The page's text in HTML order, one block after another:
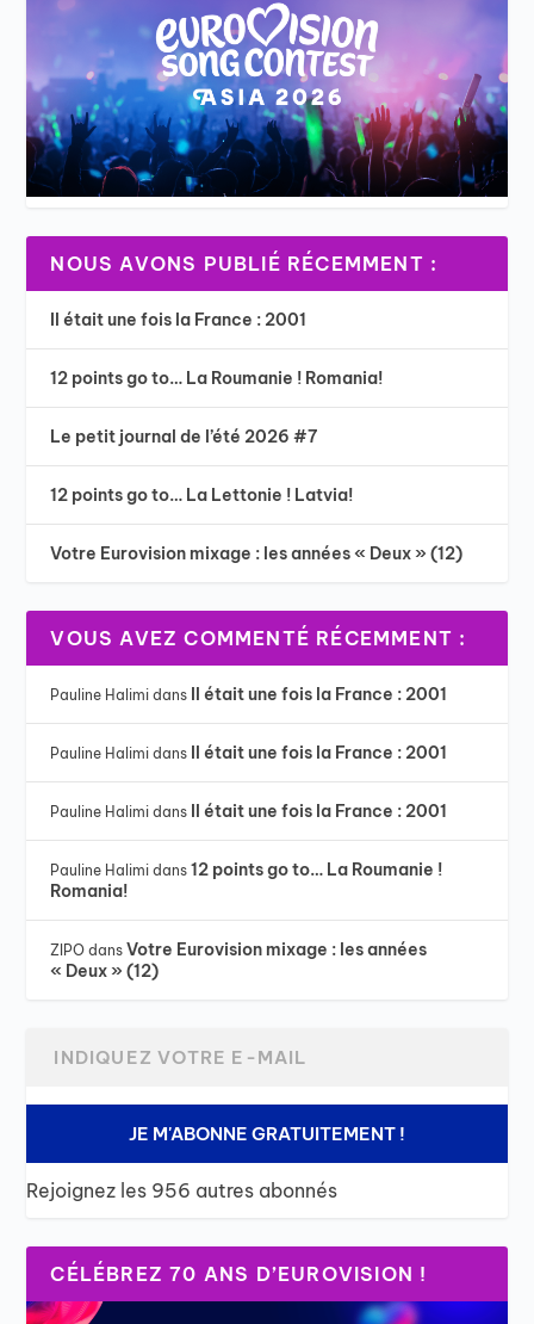
NOUS AVONS PUBLIÉ RÉCEMMENT :
Il était une fois la France : 2001
12 points go to… La Roumanie ! Romania!
Le petit journal de l’été 2026 #7
12 points go to… La Lettonie ! Latvia!
Votre Eurovision mixage : les années « Deux » (12)
VOUS AVEZ COMMENTÉ RÉCEMMENT :
Pauline Halimi dans Il était une fois la France : 2001
Pauline Halimi dans Il était une fois la France : 2001
Pauline Halimi dans Il était une fois la France : 2001
Pauline Halimi dans12 points go to… La Roumanie !
Romania!
ZIPO dansVotre Eurovision mixage : les années
« Deux » (12)
JE M'ABONNE GRATUITEMENT !
Rejoignez les 956 autres abonnés
CÉLÉBREZ 70 ANS D’EUROVISION !